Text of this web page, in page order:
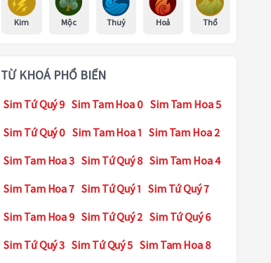
Kim Mộc Thuỷ Hoả Thổ
TỪ KHOÁ PHỔ BIẾN
Sim Tứ Quý 9 Sim Tam Hoa 0 Sim Tam Hoa 5
Sim Tứ Quý 0 Sim Tam Hoa 1 Sim Tam Hoa 2
Sim Tam Hoa 3 Sim Tứ Quý 8 Sim Tam Hoa 4
Sim Tam Hoa 7 Sim Tứ Quý 1 Sim Tứ Quý 7
Sim Tam Hoa 9 Sim Tứ Quý 2 Sim Tứ Quý 6
Sim Tứ Quý 3 Sim Tứ Quý 5 Sim Tam Hoa 8